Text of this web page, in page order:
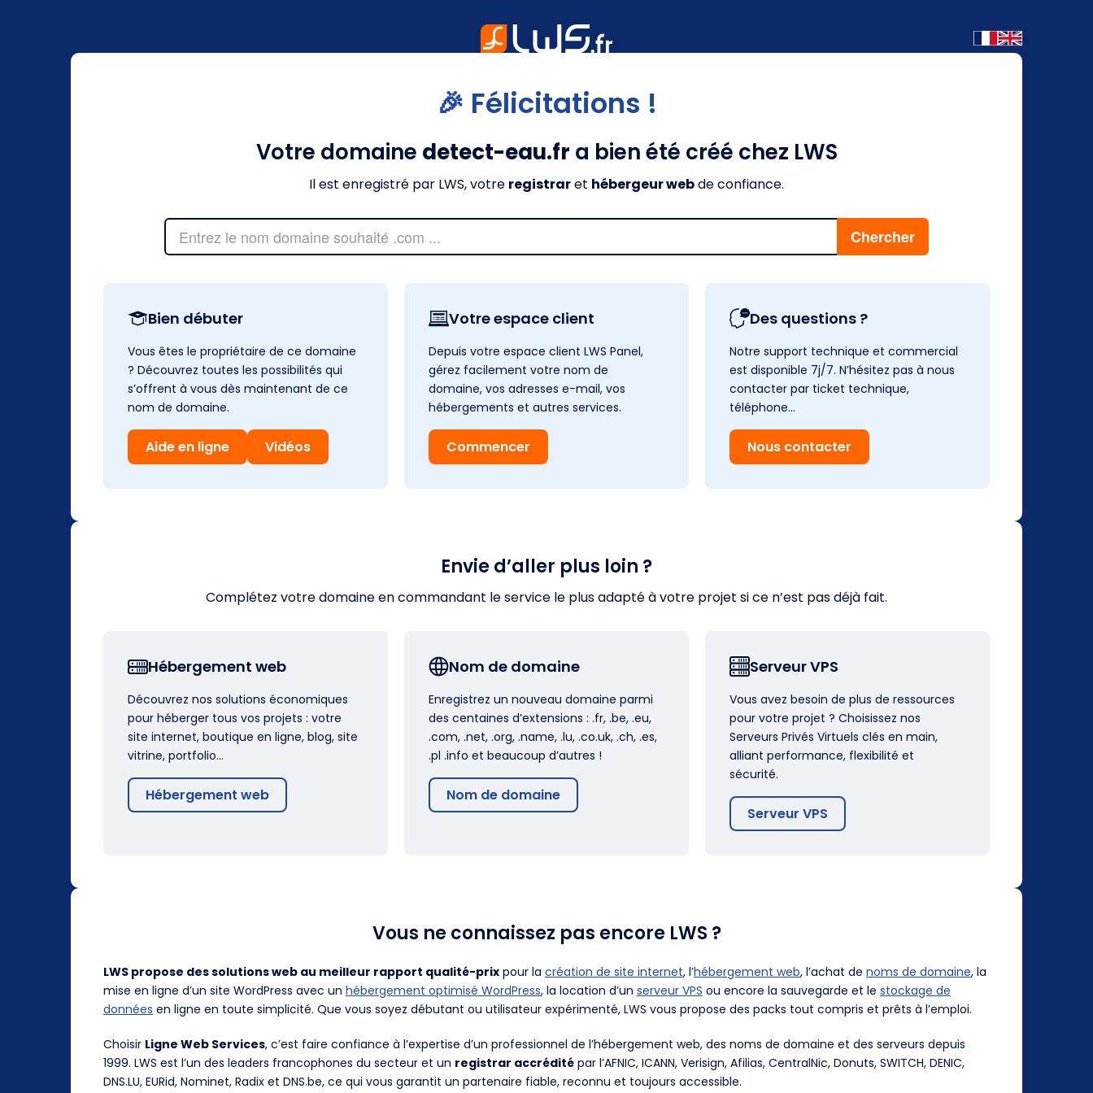
🎉 Félicitations !
Votre domaine detect-eau.fr a bien été créé chez LWS
Il est enregistré par LWS, votre registraret hébergeur webde confiance.
Bien débuter
Vous êtes le propriétaire de ce domaine
? Découvrez toutes les possibilités qui
s’offrent à vous dès maintenant de ce
nom de domaine.
Aide en ligne Vidéos
Votre espace client
Depuis votre espace client LWS Panel,
gérez facilement votre nom de
domaine, vos adresses e-mail, vos
hébergements et autres services.
Commencer
Des questions ?
Notre support technique et commercial
est disponible 7j/7. N’hésitez pas à nous
contacter par ticket technique,
téléphone…
Nous contacter
Envie d’aller plus loin ?
Complétez votre domaine en commandant le service le plus adapté à votre projet si ce n’est pas déjà fait.
Hébergement web
Découvrez nos solutions économiques
pour héberger tous vos projets : votre
site internet, boutique en ligne, blog, site
vitrine, portfolio…
Hébergement web
Nom de domaine
Enregistrez un nouveau domaine parmi
des centaines d’extensions : .fr, .be, .eu,
.com, .net, .org, .name, .lu, .co.uk, .ch, .es,
.pl .info et beaucoup d’autres !
Nom de domaine
Serveur VPS
Vous avez besoin de plus de ressources
pour votre projet ? Choisissez nos
Serveurs Privés Virtuels clés en main,
alliant performance, flexibilité et
sécurité.
Serveur VPS
Vous ne connaissez pas encore LWS ?
LWS propose des solutions web au meilleur rapport qualité-prix pour la création de site internet, l’hébergement web, l’achat de noms de domaine, la
mise en ligne d’un site WordPress avec un hébergement optimisé WordPress, la location d’un serveur VPS ou encore la sauvegarde et le stockage de
données en ligne en toute simplicité. Que vous soyez débutant ou utilisateur expérimenté, LWS vous propose des packs tout compris et prêts à l’emploi.
Choisir Ligne Web Services, c’est faire confiance à l’expertise d’un professionnel de l’hébergement web, des noms de domaine et des serveurs depuis
1999. LWS est l’un des leaders francophones du secteur et un registrar accrédité par l’AFNIC, ICANN, Verisign, Afilias, CentralNic, Donuts, SWITCH, DENIC,
DNS.LU, EURid, Nominet, Radix et DNS.be, ce qui vous garantit un partenaire fiable, reconnu et toujours accessible.